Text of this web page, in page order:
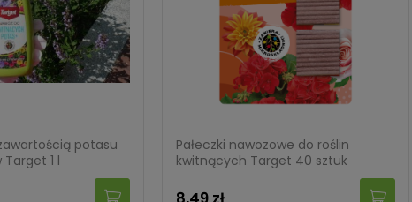
potasu
1 l
Pałeczki nawozowe do roślin
kwitnących Target 40 sztuk